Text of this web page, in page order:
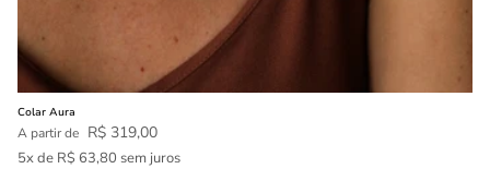
Colar Aura
Preço normal
A partir de R$ 319,00
5x de R$ 63,80 sem juros